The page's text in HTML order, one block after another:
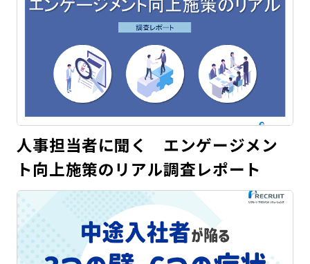
人事担当者に聞く エンゲージメン
ト向上施策のリアル調査レポート